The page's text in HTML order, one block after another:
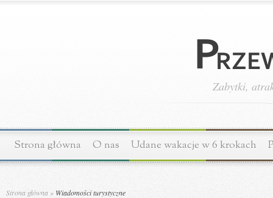
Zabytki,
Strona główna O nas Udane wakacje w 6 krokach
Strona główna » Wiadomości turystyczne